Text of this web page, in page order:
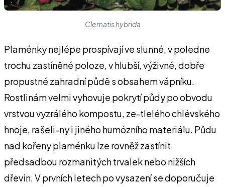
Clematis hybrida
Plaménky nejlépe prospívají ve slunné, v poledne
trochu zastíněné poloze, v hlubší, výživné, dobře
propustné zahradní půdě s obsahem vápníku.
Rostlinám velmi vyhovuje pokrytí půdy po obvodu
vrstvou vyzrálého kompostu, ze-tlelého chlévského
hnoje, rašeli-ny i jiného humózního materiálu. Půdu
nad kořeny plaménku lze rovněž zastínit
předsadbou rozmanitých trvalek nebo nižších
dřevin. V prvních letech po vysazení se doporučuje